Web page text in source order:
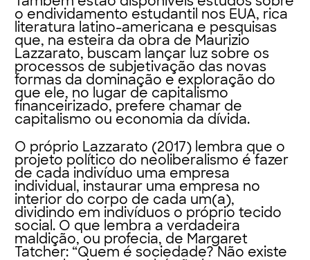
o endividamento estudantil nos EUA, rica
literatura latino-americana e pesquisas
que, na esteira da obra de Maurizio
Lazzarato, buscam lançar luz sobre os
processos de subjetivação das novas
formas da dominação e exploração do
que ele, no lugar de capitalismo
financeirizado, prefere chamar de
capitalismo ou economia da dívida.
O próprio Lazzarato (2017) lembra que o
projeto político do neoliberalismo é fazer
de cada indivíduo uma empresa
individual, instaurar uma empresa no
interior do corpo de cada um(a),
dividindo em indivíduos o próprio tecido
social. O que lembra a verdadeira
maldição, ou profecia, de Margaret
Tatcher: “Quem é sociedade? Não existe